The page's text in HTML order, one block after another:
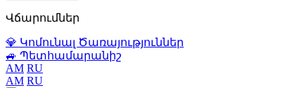
Վճարումներ
💎 Կոմունալ Ծառայություններ
🚙 Պետհամարանիշ
AM RU
AM RU